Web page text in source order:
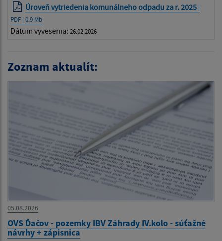
Úroveň vytriedenia komunálneho odpadu za r. 2025 |
PDF | 0.9 Mb
Dátum vyvesenia: 26.02.2026
Zoznam aktualít:
05.08.2026
OVS Ďačov - pozemky IBV Záhrady IV.kolo - súťažné
návrhy + zápisnica